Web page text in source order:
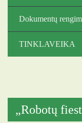
Dokumentų
TINKLAVEIKA
„Robotų